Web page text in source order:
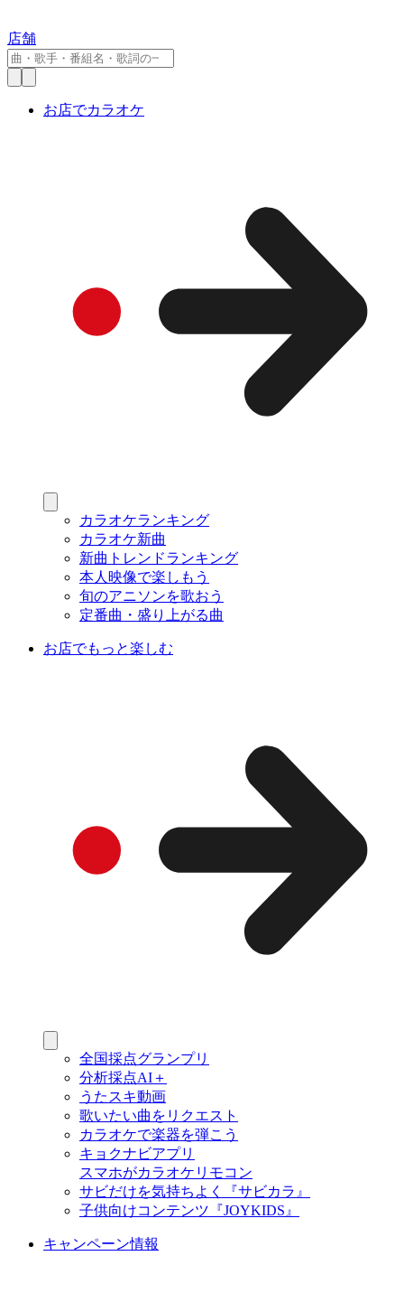
店舗
お店でカラオケ
カラオケランキング
カラオケ新曲
新曲トレンドランキング
本人映像で楽しもう
旬のアニソンを歌おう
定番曲・盛り上がる曲
お店でもっと楽しむ
全国採点グランプリ
分析採点AI＋
うたスキ動画
歌いたい曲をリクエスト
カラオケで楽器を弾こう
キョクナビアプリ
スマホがカラオケリモコン
サビだけを気持ちよく『サビカラ』
子供向けコンテンツ『JOYKIDS』
キャンペーン情報